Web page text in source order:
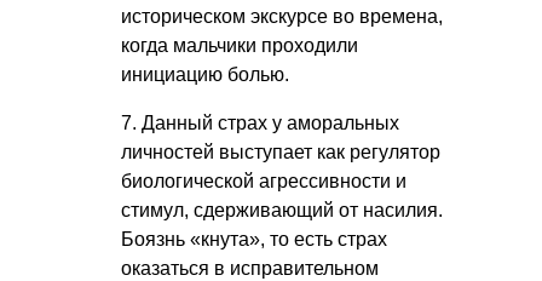
историческом экскурсе во времена,
когда мальчики проходили
инициацию болью.
7. Данный страх у аморальных
личностей выступает как регулятор
биологической агрессивности и
стимул, сдерживающий от насилия.
Боязнь «кнута», то есть страх
оказаться в исправительном